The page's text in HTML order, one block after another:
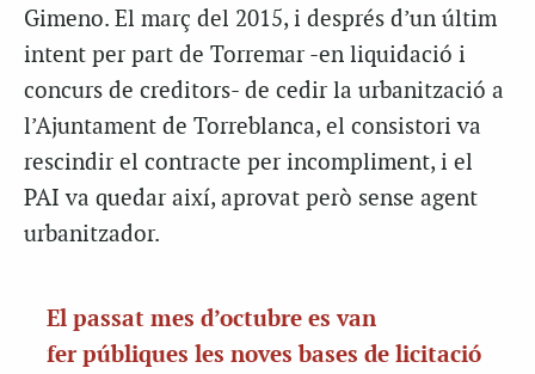
Gimeno. El març del 2015, i després d’un últim
intent per part de Torremar -en liquidació i
concurs de creditors- de cedir la urbanització a
l’Ajuntament de Torreblanca, el consistori va
rescindir el contracte per incompliment, i el
PAI va quedar així, aprovat però sense agent
urbanitzador.
El passat mes d’octubre es van
fer públiques les noves bases de licitació